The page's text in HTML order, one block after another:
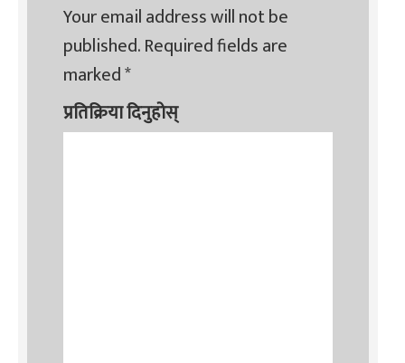
Your email address will not be
published.Required fields are
marked*
प्रतिक्रिया दिनुहोस्